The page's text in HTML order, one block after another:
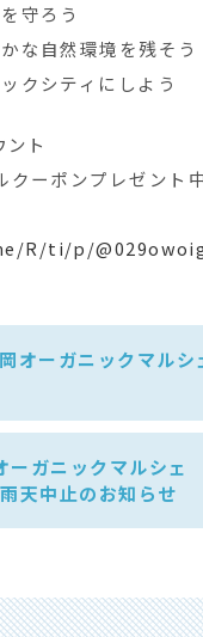
守ろう
な自然環境を残そう
クシティにしよう
ト
クーポンプレゼント
R/ti/p/
オーガニックマル
ガニックマルシェ
天中止のお知らせ